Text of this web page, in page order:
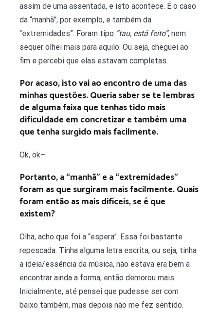
assim de uma assentada, e isto acontece. É o caso
da “manhã”, por exemplo, e também da
“extremidades”. Foram tipo “tau, está feito”, nem
sequer olhei mais para aquilo. Ou seja, cheguei ao
fim e percebi que elas estavam completas.
Por acaso, isto vai ao encontro de uma das
minhas questões.Queria saber se te lembras
de alguma faixa que tenhas tido mais
dificuldade em concretizar e também uma
que tenha surgido mais facilmente.
Ok, ok–
Portanto, a “manhã” e a “extremidades”
foram as que surgiram mais facilmente. Quais
foram então as mais difíceis, se é que
existem?
Olha, acho que foi a “espera”. Essa foi bastante
repescada. Tinha alguma letra escrita, ou seja, tinha
a ideia/essência da música, não estava era bem a
encontrar ainda a forma, então demorou mais.
Inicialmente, até pensei que pudesse ser com
baixo também, mas depois não me fez sentido.